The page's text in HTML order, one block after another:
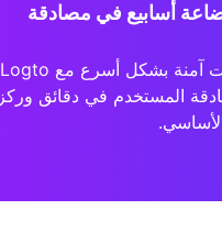
أسابيع في مصادقة
المستخدم في دقائق وركز